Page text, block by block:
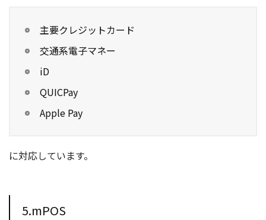
主要クレジットカード
交通系電子マネー
iD
QUICPay
Apple Pay
に対応しています。
5.mPOS